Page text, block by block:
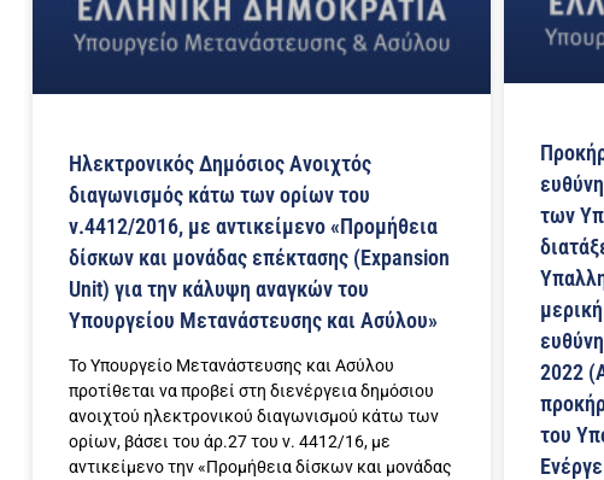
Ηλεκτρονικός Δημόσιος Ανοιχτός
διαγωνισμός κάτω των ορίων του
ν.4412/2016, με αντικείμενο «Προμήθεια
δίσκων και μονάδας επέκτασης (Expansion
Unit) για την κάλυψη αναγκών του
Υπουργείου Μετανάστευσης και Ασύλου»
Το Υπουργείο Μετανάστευσης και Ασύλου
προτίθεται να προβεί στη διενέργεια δημόσιου
ανοιχτού ηλεκτρονικού διαγωνισμού κάτω των
ορίων, βάσει του άρ.27 του ν. 4412/16, με
αντικείμενο την «Προμήθεια δίσκων και μονάδας
των
2022
του